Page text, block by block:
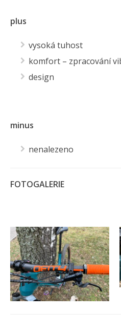
plus
vysoká tuhost
komfort – zpracování
design
minus
nenalezeno
FOTOGALERIE